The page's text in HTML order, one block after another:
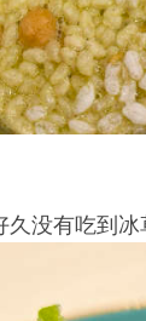
没有吃到